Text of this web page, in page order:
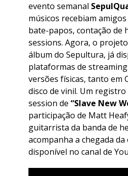
evento semanal
músicos recebiam
bate-papos, contação de
sessions. Agora, o
álbum do Sepultura, já
plataformas de
versões físicas, tanto em
disco de vinil. Um
session de “Slave New
participação de Matt
guitarrista da banda de
acompanha a chegada
disponível no canal de